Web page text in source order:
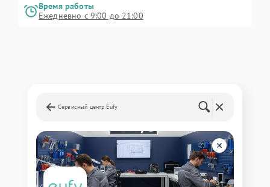
Время работы
Ежедневно с 9:00 до 21:00
Сервисный центр Eufy